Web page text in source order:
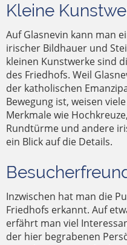
Kleine
Auf Glasnevin kann man
irischer Bildhauer und
kleinen Kunstwerke sind
des Friedhofs. Weil
der katholischen
Bewegung ist, weisen
Merkmale wie
Rundtürme und andere
ein Blick auf die Details.
Inzwischen hat man die
Friedhofs erkannt. Auf
erfährt man viel
der hier begrabenen